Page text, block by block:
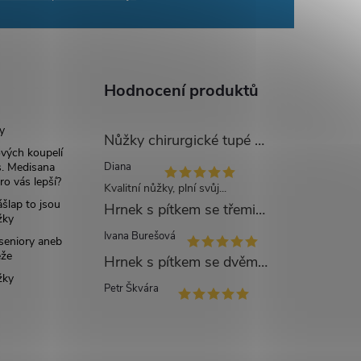
koupelí
Medisana
vás lepší?
to jsou
aneb
Hodnocení produktů
Nůžky chirurgické tupé zahnuté - 14 cm
Diana
Kvalitní nůžky, plní svůj...
Hrnek s pítkem se třemi víčky mléčný - 250 ml
Ivana Burešová
Hrnek s pítkem se dvěma víčky modrý - 250 ml
Petr Škvára